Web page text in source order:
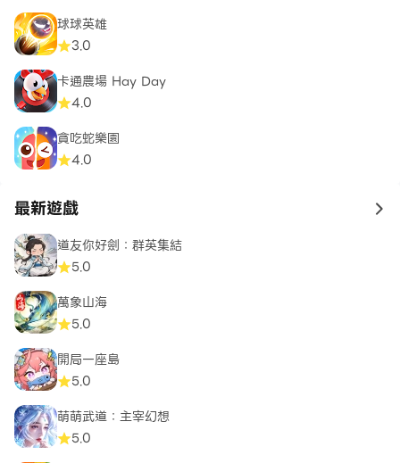
球球英雄
3.0
卡通農場 Hay Day
4.0
貪吃蛇樂園
4.0
最新遊戲 to
道友你好劍：群英集結
5.0
萬象山海
5.0
開局一座島
5.0
萌萌武道：主宰幻想
5.0